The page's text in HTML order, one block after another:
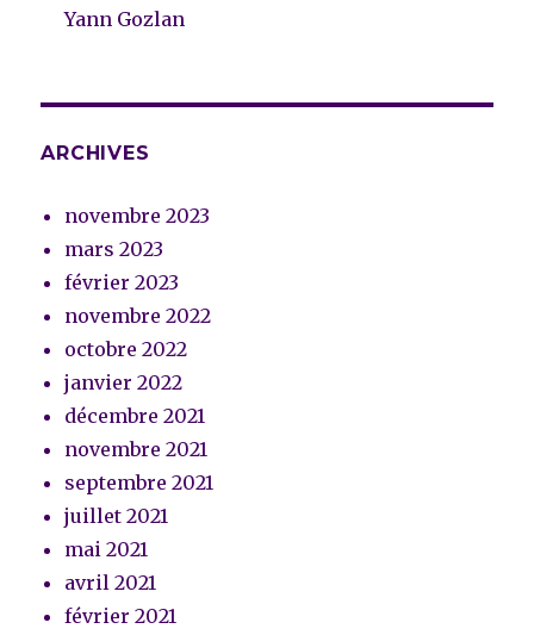
Yann Gozlan
ARCHIVES
novembre 2023
mars 2023
février 2023
novembre 2022
octobre 2022
janvier 2022
décembre 2021
novembre 2021
septembre 2021
juillet 2021
mai 2021
avril 2021
février 2021